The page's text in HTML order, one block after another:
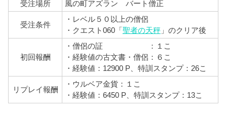
受注場所 風の町アズラン バート僧正
受注条件
・レベル５０以上の僧侶
・クエスト060「聖者の天秤」のクリア後
初回報酬
・僧侶の証 ：１こ
・経験値の古文書・僧侶：６こ
・経験値：12900 P、 特訓スタンプ：26こ
リプレイ報酬
・ウルベア金貨：１こ
・経験値：6450 P、特訓スタンプ：13こ